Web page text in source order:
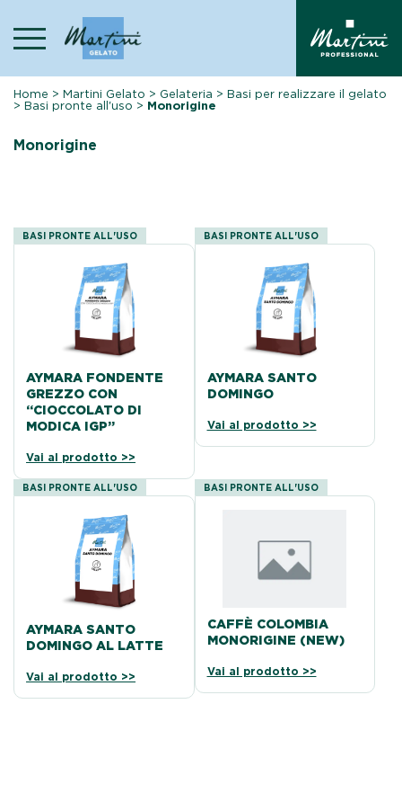
content
Home >Martini Gelato > Gelateria >Basi per realizzare il gelato
>Basi pronte all'uso > Monorigine
Monorigine
BASI PRONTE ALL'USO
AYMARA FONDENTE
GREZZO CON
“CIOCCOLATO DI
MODICA IGP”
Vai al prodotto >>
BASI PRONTE ALL'USO
AYMARA SANTO
DOMINGO
Vai al prodotto >>
BASI PRONTE ALL'USO
AYMARA SANTO
DOMINGO AL LATTE
Vai al prodotto >>
BASI PRONTE ALL'USO
CAFFÈ COLOMBIA
MONORIGINE (NEW)
Vai al prodotto >>